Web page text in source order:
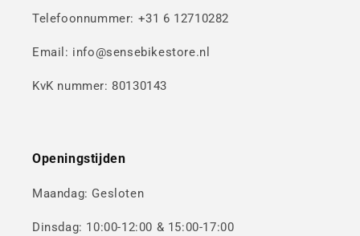
Telefoonnummer: +31 6 12710282
Email: info@sensebikestore.nl
KvK nummer: 80130143
Openingstijden
Maandag: Gesloten
Dinsdag: 10:00-12:00 & 15:00-17:00